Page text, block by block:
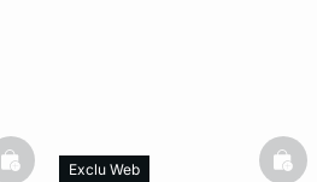
basketfullExclu Web